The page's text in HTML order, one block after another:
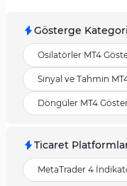
Gösterge
Osilatörler MT4
Sinyal ve Tahmin
Döngüler MT4
Ticaret
MetaTrader 4